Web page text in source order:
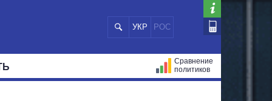
УКР РОС
Сравнение
политиков